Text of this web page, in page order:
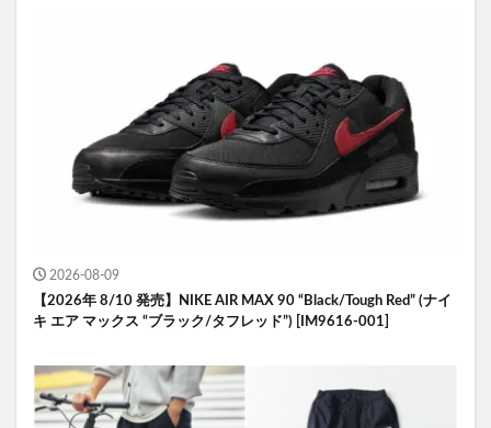
2026-08-09
【2026年 8/10 発売】NIKE AIR MAX 90 “Black/Tough Red” (ナイ
キ エア マックス “ブラック/タフレッド”) [IM9616-001]